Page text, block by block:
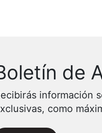
de
información
como